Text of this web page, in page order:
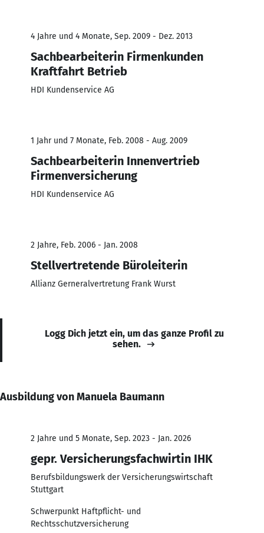
4 Jahre und 4 Monate, Sep. 2009 - Dez. 2013
Sachbearbeiterin Firmenkunden
Kraftfahrt Betrieb
HDI Kundenservice AG
1 Jahr und 7 Monate, Feb. 2008 - Aug. 2009
Sachbearbeiterin Innenvertrieb
Firmenversicherung
HDI Kundenservice AG
2 Jahre, Feb. 2006 - Jan. 2008
Stellvertretende Büroleiterin
Allianz Gerneralvertretung Frank Wurst
Logg Dich jetzt ein, um das ganze Profil zu
sehen.
Ausbildung von Manuela Baumann
2 Jahre und 5 Monate, Sep. 2023 - Jan. 2026
gepr. Versicherungsfachwirtin IHK
Berufsbildungswerk der Versicherungswirtschaft
Stuttgart
Schwerpunkt Haftpflicht- und
Rechtsschutzversicherung